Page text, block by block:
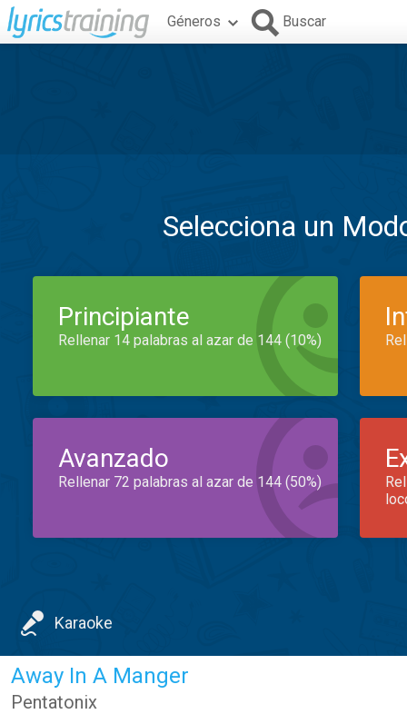
Géneros Buscar
Selecciona un
Principiante
Rellenar 14 palabras al azar de 144 (10%)
Avanzado
Rellenar 72 palabras al azar de 144 (50%)
Karaoke
Away In A Manger
Pentatonix